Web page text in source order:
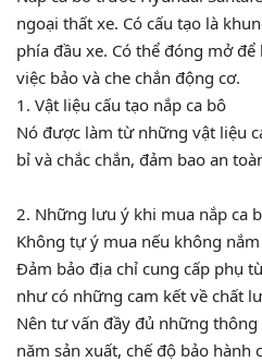
ngoại thất xe. Có cấu tạo là
phía đầu xe. Có thể đóng mở
việc bảo và che chắn động cơ.
1. Vật liệu cấu tạo nắp ca bô
Nó được làm từ những vật liệu
bỉ và chắc chắn, đảm bao an
2. Những lưu ý khi mua nắp ca
Không tự ý mua nếu không
Đảm bảo địa chỉ cung cấp phụ
như có những cam kết về chất
Nên tư vấn đầy đủ những
năm sản xuất, chế độ bảo hành